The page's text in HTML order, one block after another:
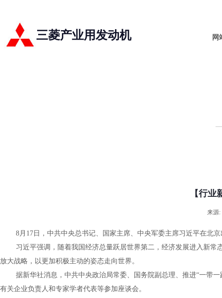
网
三菱产业用发动机
【行
来源
8月 17 日，中共中央总书记、国家主席、中央军委主席习近平在北
习近平强调，随着我国经济总量跃居世界第二，经济发展进入新
放大战略，以更加积极主动的姿态走向世界。
据新华社消息，中共中央政治局常委、国务院副总理、推进“一带
有关企业负责人和专家学者代表等参加座谈会。